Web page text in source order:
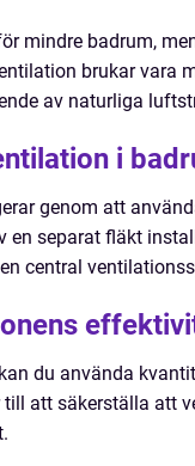
mindre badrum,
brukar vara
av naturliga
i
genom att
separat fläkt
central
du använda
att säkerställa att